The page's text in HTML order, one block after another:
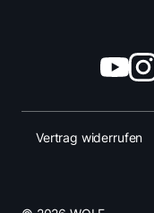
Vertrag widerrufen